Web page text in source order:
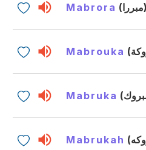
Mabrora (مبررا)
Mabrouka
Mabruka
Mabrukah